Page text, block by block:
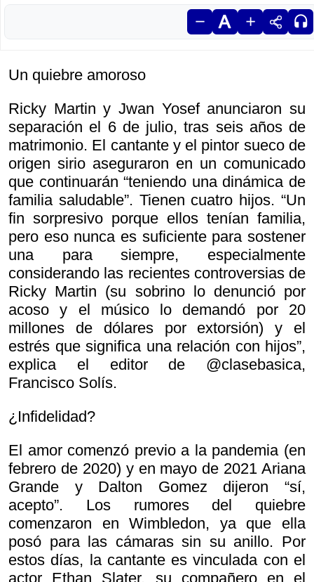
Un quiebre amoroso
Ricky Martin y Jwan Yosef anunciaron su
separación el 6 de julio, tras seis años de
matrimonio. El cantante y el pintor sueco de
origen sirio aseguraron en un comunicado
que continuarán “teniendo una dinámica de
familia saludable”. Tienen cuatro hijos. “Un
fin sorpresivo porque ellos tenían familia,
pero eso nunca es suficiente para sostener
una para siempre, especialmente
considerando las recientes controversias de
Ricky Martin (su sobrino lo denunció por
acoso y el músico lo demandó por 20
millones de dólares por extorsión) y el
estrés que significa una relación con hijos”,
explica el editor de @clasebasica,
Francisco Solís.
¿Infidelidad?
El amor comenzó previo a la pandemia (en
febrero de 2020) y en mayo de 2021 Ariana
Grande y Dalton Gomez dijeron “sí,
acepto”. Los rumores del quiebre
comenzaron en Wimbledon, ya que ella
posó para las cámaras sin su anillo. Por
estos días, la cantante es vinculada con el
actor Ethan Slater, su compañero en el